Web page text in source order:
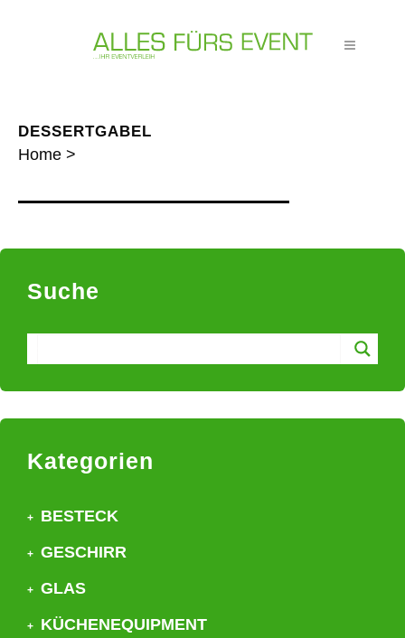
DESSERTGABEL
Home >
Suche
Kategorien
BESTECK
GESCHIRR
GLAS
KÜCHENEQUIPMENT